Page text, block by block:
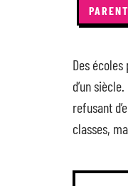
Des
d’un
refusant
classes,